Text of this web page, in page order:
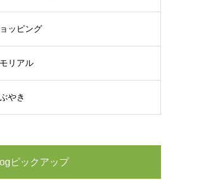
ッピング
リアル
やき
ピックアップ